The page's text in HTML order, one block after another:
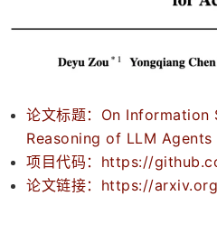
论文标题：On
Reasoning of LLM Agents
项目代码：https://
论文链接：https://